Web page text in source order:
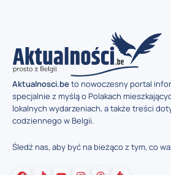
Aktualnosci.beto nowoczesny portal
specjalnie z myślą o Polakach
lokalnych wydarzeniach, a także treści
codziennego w Belgii.
Śledź nas, aby być na bieżąco z tym, co